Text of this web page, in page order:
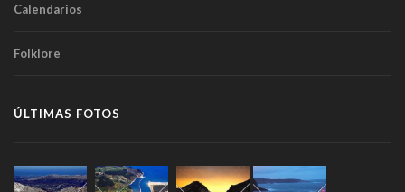
Calendarios
Folklore
ÚLTIMAS FOTOS